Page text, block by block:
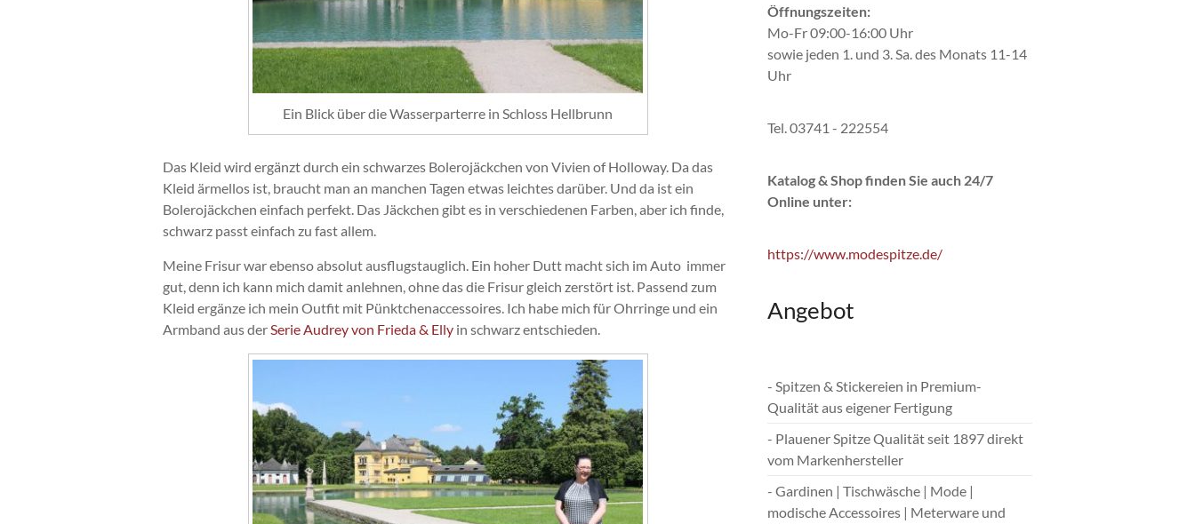
Ein Blick über die Wasserparterre in Schloss Hellbrunn
Das Kleid wird ergänzt durch ein schwarzes Bolerojäckchen von Vivien of Holloway. Da das
Kleid ärmellos ist, braucht man an manchen Tagen etwas leichtes darüber. Und da ist ein
Bolerojäckchen einfach perfekt. Das Jäckchen gibt es in verschiedenen Farben, aber ich finde,
schwarz passt einfach zu fast allem.
Meine Frisur war ebenso absolut ausflugstauglich. Ein hoher Dutt macht sich im Auto immer
gut, denn ich kann mich damit anlehnen, ohne das die Frisur gleich zerstört ist. Passend zum
Kleid ergänze ich mein Outfit mit Pünktchenaccessoires. Ich habe mich für Ohrringe und ein
Armband aus derSerie Audrey von Frieda & Elly in schwarz entschieden.
Öffnungszeiten:
Mo-Fr 09:00-16:00 Uhr
sowie jeden 1. und 3. Sa. des Monats 11-14
Uhr
Tel. 03741 - 222554
Katalog & Shop finden Sie auch 24/7
Online unter:
https://www.modespitze.de/
Angebot
- Spitzen & Stickereien in Premium-
Qualität aus eigener Fertigung
- Plauener Spitze Qualität seit 1897 direkt
vom Markenhersteller
- Gardinen | Tischwäsche | Mode |
modische Accessoires | Meterware und